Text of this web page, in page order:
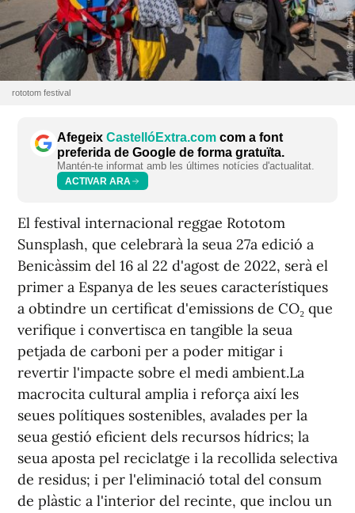
rototom festival
Afegeix CastellóExtra.com com a font
preferida de Google de forma gratuïta.
Mantén-te informat amb les últimes notícies d'actualitat.
ACTIVAR ARA
El festival internacional reggae Rototom
Sunsplash, que celebrarà la seua 27a edició a
Benicàssim del 16 al 22 d'agost de 2022, serà el
primer a Espanya de les seues característiques
a obtindre un certificat d'emissions de CO₂ que
verifique i convertisca en tangible la seua
petjada de carboni per a poder mitigar i
revertir l'impacte sobre el medi ambient.La
macrocita cultural amplia i reforça així les
seues polítiques sostenibles, avalades per la
seua gestió eficient dels recursos hídrics; la
seua aposta pel reciclatge i la recollida selectiva
de residus; i per l'eliminació total del consum
de plàstic a l'interior del recinte, que inclou un